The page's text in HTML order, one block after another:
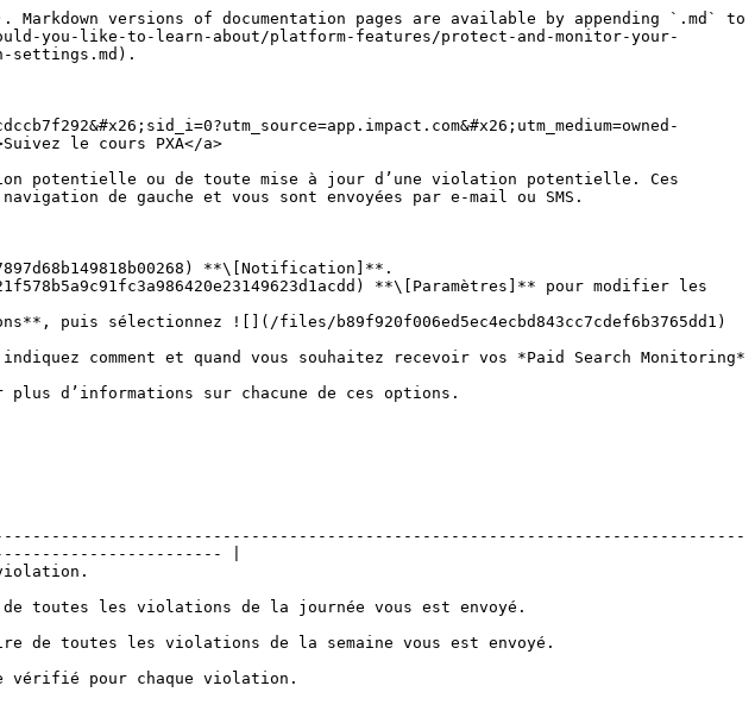
versions of documentation pages are available by appending `.md` to
you-like-to-learn-about/platform-features/protect-and-monitor-your-
settings.md).
le cours PXA</a>
potentielle ou de toute mise à jour d’une violation potentielle. Ces
de gauche et vous sont envoyées par e-mail ou SMS.
**\[Notification]**.
**\[Paramètres]** pour modifier les
puis sélectionnez ![](/files/b89f920f006ed5ec4ecbd843cc7cdef6b3765dd1)
comment et quand vous souhaitez recevoir vos *Paid Search Monitoring*
|
toutes les violations de la journée vous est envoyé.
de toutes les violations de la semaine vous est envoyé.
pour chaque violation.